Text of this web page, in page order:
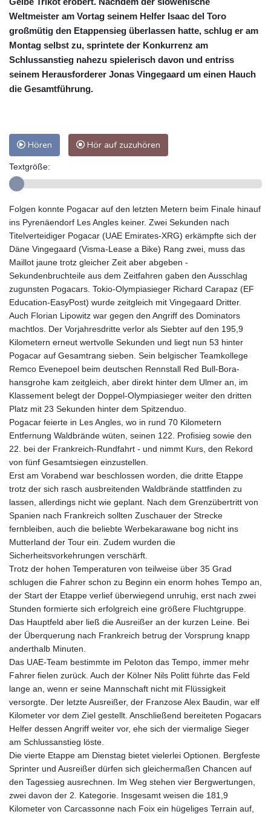
Weltmeister am Vortag seinem Helfer Isaac del Toro
großmütig den Etappensieg überlassen hatte, schlug er am
Montag selbst zu, sprintete der Konkurrenz am
Schlussanstieg nahezu spielerisch davon und entriss
seinem Herausforderer Jonas Vingegaard um einen Hauch
die Gesamtführung.
Hören Hör auf zuzuhören
Textgröße:
Folgen konnte Pogacar auf den letzten Metern beim Finale hinauf
ins Pyrenäendorf Les Angles keiner. Zwei Sekunden nach
Titelverteidiger Pogacar (UAE Emirates-XRG) erkämpfte sich der
Däne Vingegaard (Visma-Lease a Bike) Rang zwei, muss das
Maillot jaune trotz gleicher Zeit aber abgeben -
Sekundenbruchteile aus dem Zeitfahren gaben den Ausschlag
zugunsten Pogacars. Tokio-Olympiasieger Richard Carapaz (EF
Education-EasyPost) wurde zeitgleich mit Vingegaard Dritter.
Auch Florian Lipowitz war gegen den Angriff des Dominators
machtlos. Der Vorjahresdritte verlor als Siebter auf den 195,9
Kilometern erneut wertvolle Sekunden und liegt nun 53 hinter
Pogacar auf Gesamtrang sieben. Sein belgischer Teamkollege
Remco Evenepoel beim deutschen Rennstall Red Bull-Bora-
hansgrohe kam zeitgleich, aber direkt hinter dem Ulmer an, im
Klassement belegt der Doppel-Olympiasieger weiter den dritten
Platz mit 23 Sekunden hinter dem Spitzenduo.
Pogacar feierte in Les Angles, wo in rund 70 Kilometern
Entfernung Waldbrände wüten, seinen 122. Profisieg sowie den
22. bei der Frankreich-Rundfahrt - und nimmt Kurs, den Rekord
von fünf Gesamtsiegen einzustellen.
Erst am Vorabend war beschlossen worden, die dritte Etappe
trotz der sich rasch ausbreitenden Waldbrände stattfinden zu
lassen, allerdings nicht wie geplant. Nach dem Grenzübertritt von
Spanien nach Frankreich sollten Zuschauer der Strecke
fernbleiben, auch die beliebte Werbekarawane bog nicht ins
Mutterland der Tour ein. Zudem wurden die
Sicherheitsvorkehrungen verschärft.
Trotz der hohen Temperaturen von teilweise über 35 Grad
schlugen die Fahrer schon zu Beginn ein enorm hohes Tempo an,
der Start der Etappe verlief überwiegend unruhig, erst nach zwei
Stunden formierte sich erfolgreich eine größere Fluchtgruppe.
Das Hauptfeld aber ließ die Ausreißer an der kurzen Leine. Bei
der Überquerung nach Frankreich betrug der Vorsprung knapp
anderthalb Minuten.
Das UAE-Team bestimmte im Peloton das Tempo, immer mehr
Fahrer fielen zurück. Auch der Kölner Nils Politt führte das Feld
lange an, wenn er seine Mannschaft nicht mit Flüssigkeit
versorgte. Der letzte Ausreißer, der Franzose Alex Baudin, war elf
Kilometer vor dem Ziel gestellt. Anschließend bereiteten Pogacars
Helfer dessen Angriff weiter vor, ehe sich der viermalige Sieger
am Schlussanstieg löste.
Die vierte Etappe am Dienstag bietet vielerlei Optionen. Bergfeste
Sprinter und Ausreißer dürfen sich gleichermaßen Chancen auf
den Tagessieg ausrechnen. Im Weg stehen vier Bergwertungen,
zwei davon der 2. Kategorie. Insgesamt weisen die 181,9
Kilometer von Carcassonne nach Foix ein hügeliges Terrain auf,